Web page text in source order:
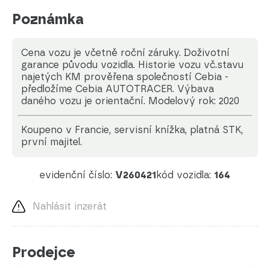
Poznámka
Cena vozu je včetně roční záruky. Doživotní
garance původu vozidla. Historie vozu vč.stavu
najetých KM prověřena společností Cebia -
předložíme Cebia AUTOTRACER. Výbava
daného vozu je orientační. Modelový rok: 2020
koupeno v Francie, servisní knížka, platná STK,
první majitel.
evidenční číslo: V260421 kód vozidla: 164
Nahlásit inzerát
Prodejce